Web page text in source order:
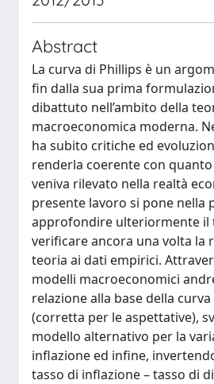
Abstract
La curva di Phillips è un
fin dalla sua prima
dibattuto nell’ambito della
macroeconomica moderna.
ha subito critiche ed
renderla coerente con
veniva rilevato nella realtà
presente lavoro si pone nella
approfondire ulteriormente il
verificare ancora una volta la
teoria ai dati empirici.
modelli macroeconomici
relazione alla base della
(corretta per le aspettative),
modello alternativo per la
inflazione ed infine,
tasso di inflazione – tasso di